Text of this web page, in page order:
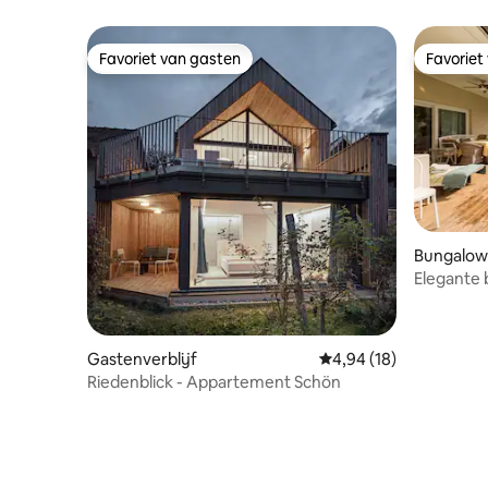
Favoriet van gasten
Favoriet van gasten
Gastenverblijf Gemiddelde
4,94 (18)
Riedenblick - Appartement Schön
Bungalow
Elegante